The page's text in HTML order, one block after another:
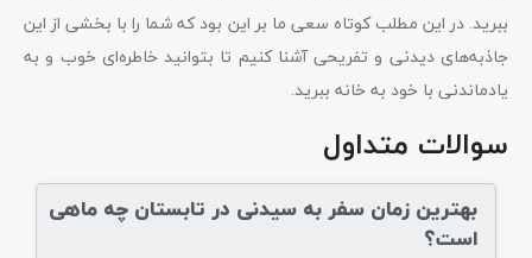
ببرید. در این مطلب کوتاه سعی ما بر این بود که شما را با بخشی از این
جاذبه‌های دیدنی و تفریحی آشنا کنیم تا بتوانید خاطره‌ای خوب و به
یادماندنی با خود به خانه ببرید.
سوالات متداول
بهترین زمان سفر به سیدنی در تابستان چه ماهی
است؟